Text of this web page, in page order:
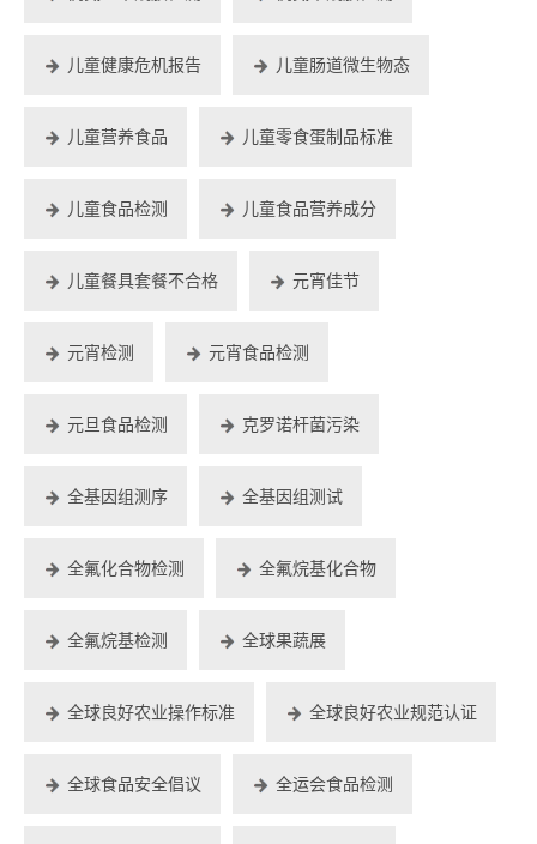
儿童健康危机报告 儿童肠道微生物态
儿童营养食品 儿童零食蛋制品标准
儿童食品检测 儿童食品营养成分
儿童餐具套餐不合格 元宵佳节
元宵检测 元宵食品检测
元旦食品检测 克罗诺杆菌污染
全基因组测序 全基因组测试
全氟化合物检测 全氟烷基化合物
全氟烷基检测 全球果蔬展
全球良好农业操作标准 全球良好农业规范认证
全球食品安全倡议 全运会食品检测